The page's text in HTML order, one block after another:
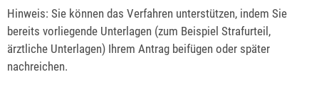
Hinweis: Sie können das Verfahren unterstützen, indem Sie
bereits vorliegende Unterlagen (zum Beispiel Strafurteil,
ärztliche Unterlagen) Ihrem Antrag beifügen oder später
nachreichen.